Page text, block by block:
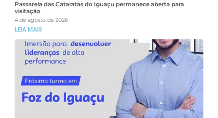
Passarela das Cataratas do Iguaçu permanece aberta para
visitação
4 de agosto de 2026
LEIA MAIS